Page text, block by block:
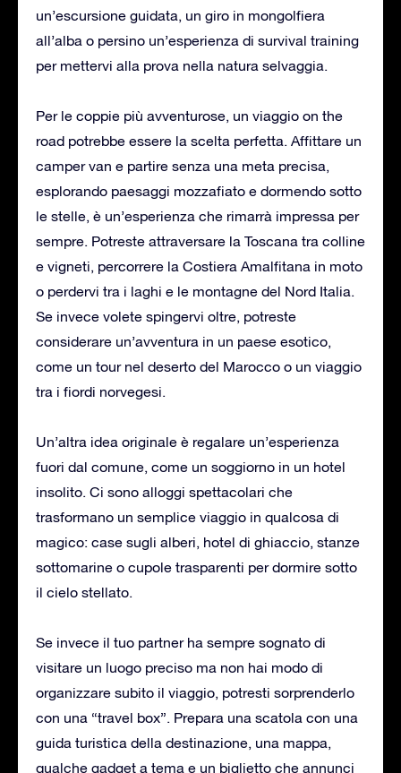
un’escursione guidata, un giro in mongolfiera
all’alba o persino un’esperienza di survival training
per mettervi alla prova nella natura selvaggia.
Per le coppie più avventurose, un viaggio on the
road potrebbe essere la scelta perfetta. Affittare un
camper van e partire senza una meta precisa,
esplorando paesaggi mozzafiato e dormendo sotto
le stelle, è un’esperienza che rimarrà impressa per
sempre. Potreste attraversare la Toscana tra colline
e vigneti, percorrere la Costiera Amalfitana in moto
o perdervi tra i laghi e le montagne del Nord Italia.
Se invece volete spingervi oltre, potreste
considerare un’avventura in un paese esotico,
come un tour nel deserto del Marocco o un viaggio
tra i fiordi norvegesi.
Un’altra idea originale è regalare un’esperienza
fuori dal comune, come un soggiorno in un hotel
insolito. Ci sono alloggi spettacolari che
trasformano un semplice viaggio in qualcosa di
magico: case sugli alberi, hotel di ghiaccio, stanze
sottomarine o cupole trasparenti per dormire sotto
il cielo stellato.
Se invece il tuo partner ha sempre sognato di
visitare un luogo preciso ma non hai modo di
organizzare subito il viaggio, potresti sorprenderlo
con una “travel box”. Prepara una scatola con una
guida turistica della destinazione, una mappa,
qualche gadget a tema e un biglietto che annunci